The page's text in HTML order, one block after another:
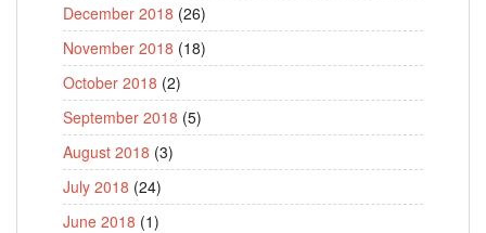
December 2018 (26)
November 2018 (18)
October 2018 (2)
September 2018 (5)
August 2018 (3)
July 2018 (24)
June 2018 (1)